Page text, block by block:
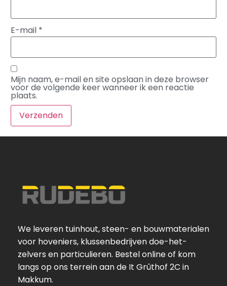
E-mail *
Mijn naam, e-mail en site opslaan in deze browser
voor de volgende keer wanneer ik een reactie
plaats.
We leveren tuinhout, steen- en bouwmaterialen
voor hoveniers, klussenbedrijven doe-het-
zelvers en particulieren. Bestel online of kom
langs op ons terrein aan de It Grûthof 2C in
Makkum.